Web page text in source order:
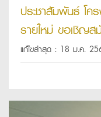
ประชาสัมพันธ์ โ
รายใหม่ ขอเชิญส
Media Fund
แก้ไขล่าสุด : 18 ม.ค.